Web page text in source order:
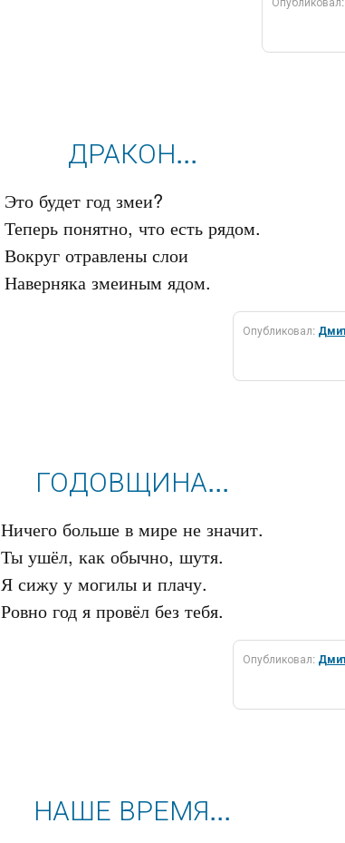
ДРАКОН...
Это будет год змеи?
Теперь понятно, что есть рядом.
Вокруг отравлены слои
Опубликовал:
ГОДОВЩИНА...
Ничего больше в мире не значит.
Ты ушёл, как обычно, шутя.
Я сижу у могилы и плачу.
Опубликовал:
НАШЕ ВРЕМЯ...